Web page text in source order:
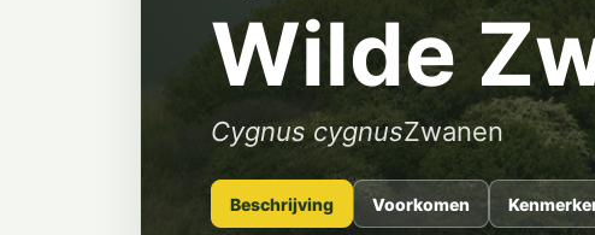
Wilde
Cygnus cygnusZwanen
Beschrijving Voorkomen